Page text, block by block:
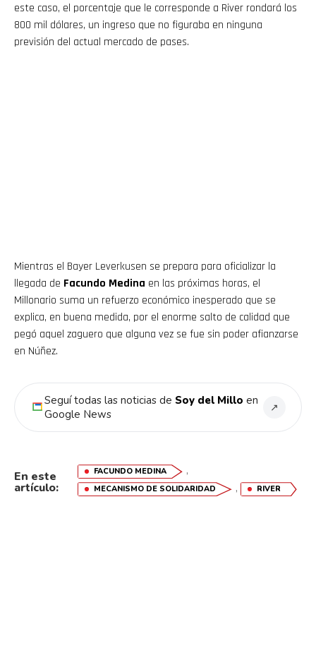
este caso, el porcentaje que le corresponde a River rondará los
800 mil dólares, un ingreso que no figuraba en ninguna
previsión del actual mercado de pases.
Mientras el Bayer Leverkusen se prepara para oficializar la
llegada de Facundo Medina en las próximas horas, el
Millonario suma un refuerzo económico inesperado que se
explica, en buena medida, por el enorme salto de calidad que
pegó aquel zaguero que alguna vez se fue sin poder afianzarse
en Núñez.
Seguí todas las noticias de Soy del Millo en
Google News
↗
En este
artículo:
FACUNDO MEDINA ,
MECANISMO DE SOLIDARIDAD , RIVER